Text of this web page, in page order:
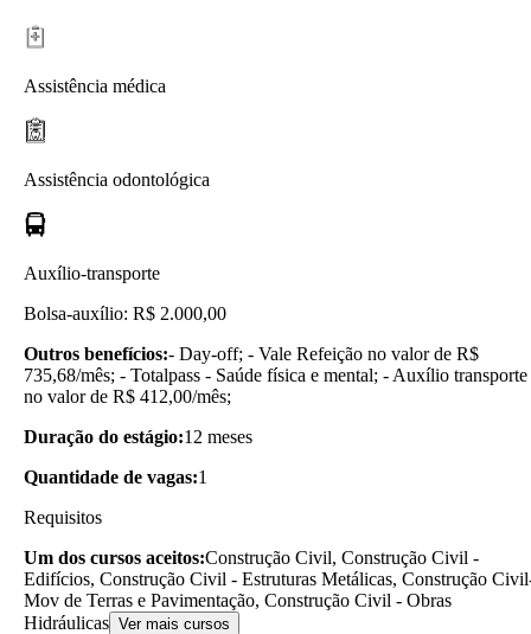
Assistência médica
Assistência odontológica
Auxílio-transporte
Bolsa-auxílio: R$ 2.000,00
Outros benefícios:- Day-off; - Vale Refeição no valor de R$
735,68/mês; - Totalpass - Saúde física e mental; - Auxílio transporte
no valor de R$ 412,00/mês;
Duração do estágio:12 meses
Quantidade de vagas:1
Requisitos
Um dos cursos aceitos:Construção Civil, Construção Civil -
Edifícios, Construção Civil - Estruturas Metálicas, Construção
Mov de Terras e Pavimentação, Construção Civil - Obras
Hidráulicas Ver mais cursos